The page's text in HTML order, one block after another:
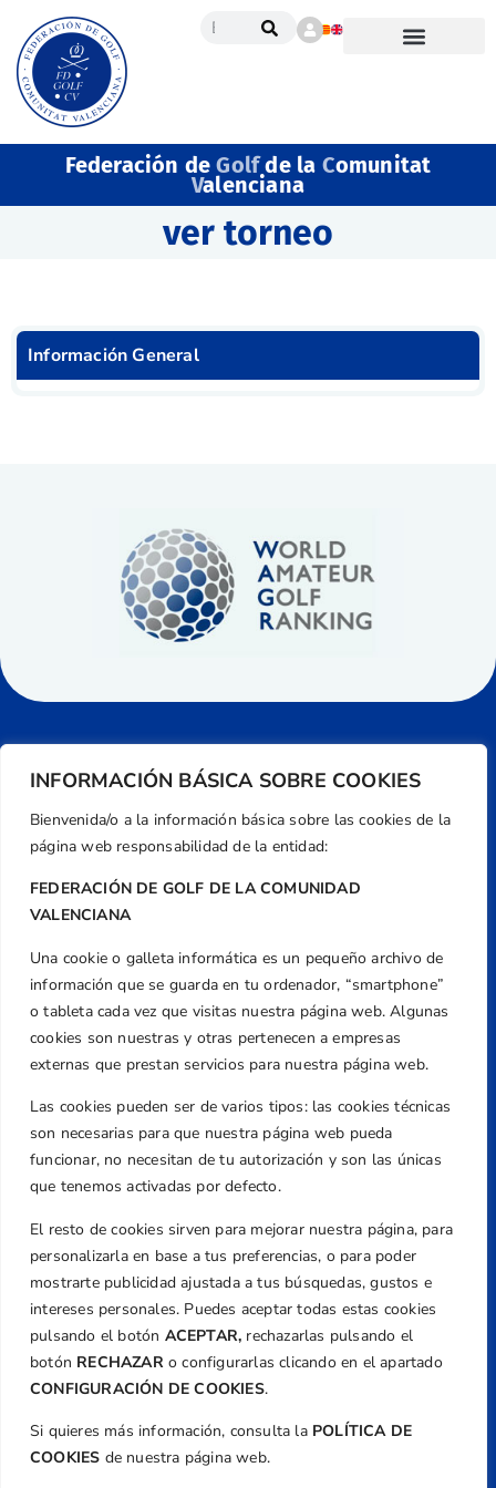
INFORMACIÓN BÁSICA SOBRE COOKIES
Bienvenida/o a la información básica sobre las cookies de la
página web responsabilidad de la entidad:
FEDERACIÓN DE GOLF DE LA COMUNIDAD
VALENCIANA
Una cookie o galleta informática es un pequeño archivo de
información que se guarda en tu ordenador, “smartphone”
o tableta cada vez que visitas nuestra página web. Algunas
cookies son nuestras y otras pertenecen a empresas
externas que prestan servicios para nuestra página web.
Las cookies pueden ser de varios tipos: las cookies técnicas
son necesarias para que nuestra página web pueda
funcionar, no necesitan de tu autorización y son las únicas
que tenemos activadas por defecto.
El resto de cookies sirven para mejorar nuestra página, para
personalizarla en base a tus preferencias, o para poder
mostrarte publicidad ajustada a tus búsquedas, gustos e
intereses personales. Puedes aceptar todas estas cookies
pulsando el botón ACEPTAR, rechazarlas pulsando el
botón RECHAZARo configurarlas clicando en el apartado
CONFIGURACIÓN DE COOKIES.
Si quieres más información, consulta la POLÍTICA DE
COOKIES de nuestra página web.
Federación deGolfde la Comunitat
Valenciana
ver torneo
Información General
Dirección
Centre de L´Esport, Carrer d'Isaac Peral i
Caballero, Nº 5, Despachos 2 y 3, 46980,
Valencia
+34 961 367 799
Email
federacion@golfcv.com
Aviso Legal
Política de Privacidad
Transparencia
Normativa
Federación